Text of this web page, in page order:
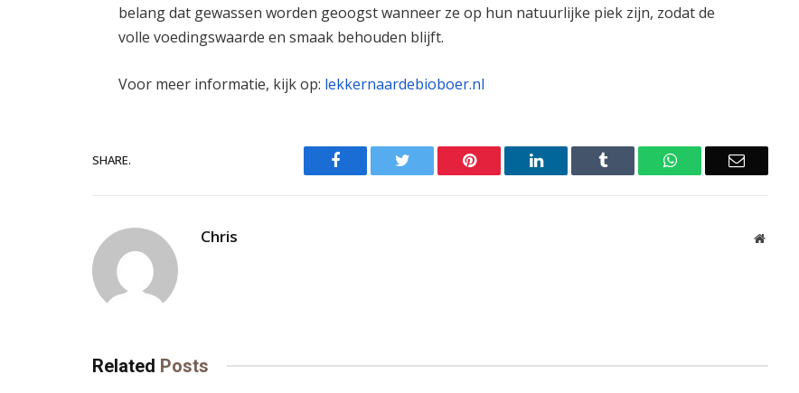
belang dat gewassen worden geoogst wanneer ze op hun natuurlijke piek zijn, zodat de
volle voedingswaarde en smaak behouden blijft.
Voor meer informatie, kijk op: lekkernaardebioboer.nl
SHARE. Facebook Twitter Pinterest LinkedIn Tumblr WhatsAppEmail
Chris Website
Related Posts